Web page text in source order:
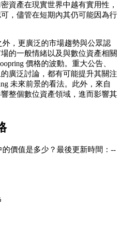
資產在現實世界中越有實用性，
，儘管在短期內其仍可能因為行
外，更廣泛的市場趨勢與公眾認
的一般情緒以及與數位資產相關
價格的波動。重大公告、
廣泛討論，都有可能提升其關注
未來前景的看法。此外，來自
整個數位資產領域，進而影響其
的價值是多少？最後更新時間：--